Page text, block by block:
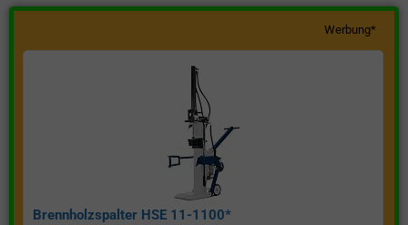
Werbung*
Brennholzspalter HSE 11-1100*